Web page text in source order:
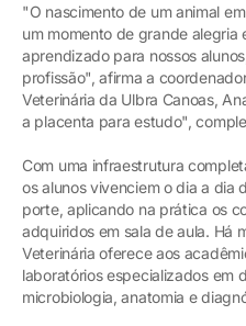
"O nascimento de um animal
um momento de grande alegria
aprendizado para nossos
profissão", afirma a
Veterinária da Ulbra Canoas,
a placenta para estudo",
Com uma infraestrutura
os alunos vivenciem o dia a dia
porte, aplicando na prática os
adquiridos em sala de aula. Há
Veterinária oferece aos
laboratórios especializados em
microbiologia, anatomia e